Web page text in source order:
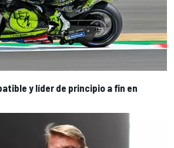
y líder de principio a fin en